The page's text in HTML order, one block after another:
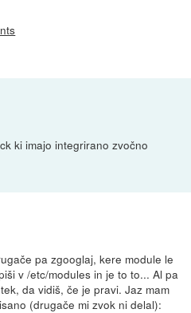
ki imajo integrirano zvočno
pa zgooglaj, kere module le
v /etc/modules in je to to... Al pa
da vidiš, če je pravi. Jaz mam
(drugače mi zvok ni delal):